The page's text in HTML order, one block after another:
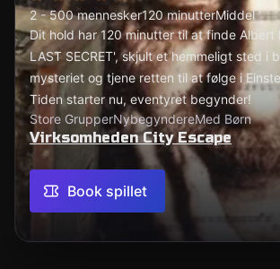
2 - 500 mennesker120 minutterMiddel
Dit hold har 120 minutter til at finde Albert
LAST SECRET', skjult et hemmeligt sted i
mysteriet og tjene retten til at følge i
Tiden starter nu, eventyret begynder!
Store GrupperNybegyndereMed Børn
Virksomheden City Escape
Book spillet